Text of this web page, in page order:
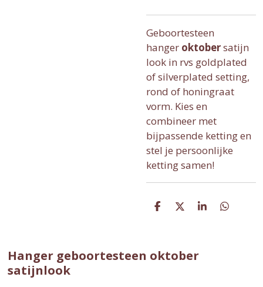
Geboortesteen
hanger oktobersatijn
look in rvs goldplated
of silverplated setting,
rond of honingraat
vorm. Kies en
combineer met
bijpassende ketting en
stel je persoonlijke
ketting samen!
D
n
D
S
D
Hanger geboortesteen oktober
satijnlook